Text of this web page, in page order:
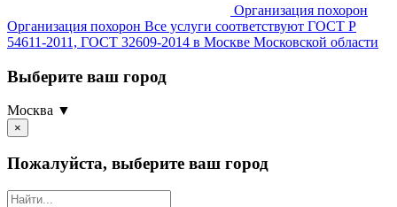
Организация похорон
Организация похорон Все услуги соответствуют ГОСТ Р
54611-2011, ГОСТ 32609-2014 в Москве Московской области
Выберите ваш город
Москва ▼
×
Пожалуйста, выберите ваш город